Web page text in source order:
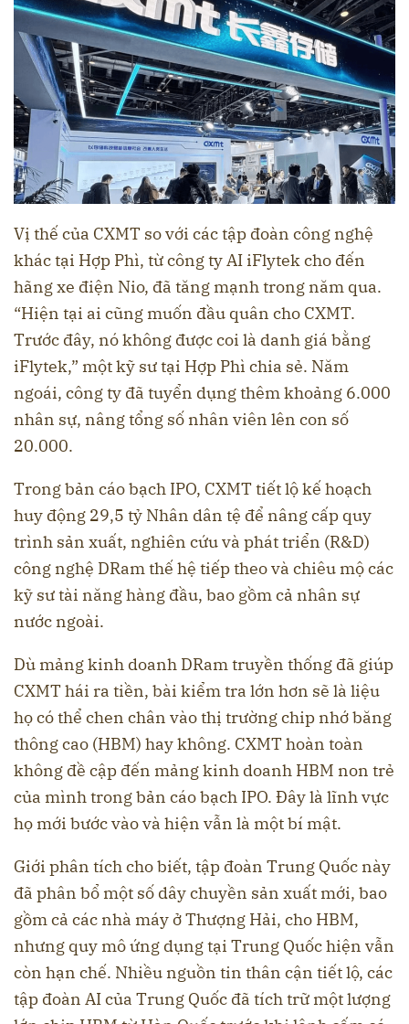
Vị thế của CXMT so với các tập đoàn công nghệ
khác tại Hợp Phì, từ công ty AI iFlytek cho đến
hãng xe điện Nio, đã tăng mạnh trong năm qua.
“Hiện tại ai cũng muốn đầu quân cho CXMT.
Trước đây, nó không được coi là danh giá bằng
iFlytek,” một kỹ sư tại Hợp Phì chia sẻ. Năm
ngoái, công ty đã tuyển dụng thêm khoảng 6.000
nhân sự, nâng tổng số nhân viên lên con số
20.000.
Trong bản cáo bạch IPO, CXMT tiết lộ kế hoạch
huy động 29,5 tỷ Nhân dân tệ để nâng cấp quy
trình sản xuất, nghiên cứu và phát triển (R&D)
công nghệ DRam thế hệ tiếp theo và chiêu mộ các
kỹ sư tài năng hàng đầu, bao gồm cả nhân sự
nước ngoài.
Dù mảng kinh doanh DRam truyền thống đã giúp
CXMT hái ra tiền, bài kiểm tra lớn hơn sẽ là liệu
họ có thể chen chân vào thị trường chip nhớ băng
thông cao (HBM) hay không. CXMT hoàn toàn
không đề cập đến mảng kinh doanh HBM non trẻ
của mình trong bản cáo bạch IPO. Đây là lĩnh vực
họ mới bước vào và hiện vẫn là một bí mật.
Giới phân tích cho biết, tập đoàn Trung Quốc này
đã phân bổ một số dây chuyền sản xuất mới, bao
gồm cả các nhà máy ở Thượng Hải, cho HBM,
nhưng quy mô ứng dụng tại Trung Quốc hiện vẫn
còn hạn chế. Nhiều nguồn tin thân cận tiết lộ, các
tập đoàn AI của Trung Quốc đã tích trữ một lượng